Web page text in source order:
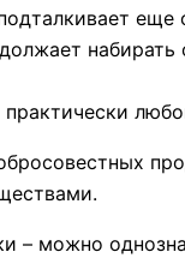
– можно